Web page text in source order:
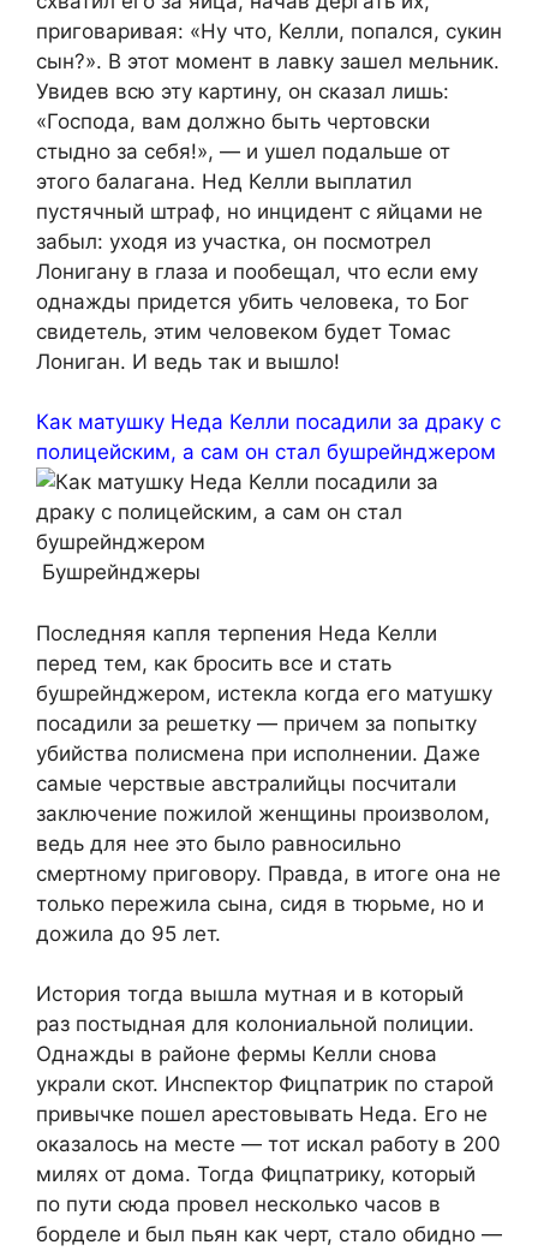
приговаривая: «Ну что, Келли, попался, сукин
сын?». В этот момент в лавку зашел мельник.
Увидев всю эту картину, он сказал лишь:
«Господа, вам должно быть чертовски
стыдно за себя!», — и ушел подальше от
этого балагана. Нед Келли выплатил
пустячный штраф, но инцидент с яйцами не
забыл: уходя из участка, он посмотрел
Лонигану в глаза и пообещал, что если ему
однажды придется убить человека, то Бог
свидетель, этим человеком будет Томас
Лониган. И ведь так и вышло!
Как матушку Неда Келли посадили за драку с
полицейским, а сам он стал бушрейнджером
Бушрейнджеры
Последняя капля терпения Неда Келли
перед тем, как бросить все и стать
бушрейнджером, истекла когда его матушку
посадили за решетку — причем за попытку
убийства полисмена при исполнении. Даже
самые черствые австралийцы посчитали
заключение пожилой женщины произволом,
ведь для нее это было равносильно
смертному приговору. Правда, в итоге она не
только пережила сына, сидя в тюрьме, но и
дожила до 95 лет.
История тогда вышла мутная и в который
раз постыдная для колониальной полиции.
Однажды в районе фермы Келли снова
украли скот. Инспектор Фицпатрик по старой
привычке пошел арестовывать Неда. Его не
оказалось на месте — тот искал работу в 200
милях от дома. Тогда Фицпатрику, который
по пути сюда провел несколько часов в
борделе и был пьян как черт, стало обидно —